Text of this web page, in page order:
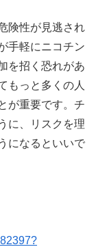
険性が見逃され
手軽にニコチン
を招く恐れがあ
もっと多くの人
が重要です。チ
に、リスクを理
になるといいで